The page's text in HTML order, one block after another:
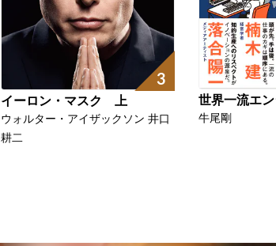
3
イーロン・マスク 上
ウォルター・アイザックソン 井口
耕二
世界一流エ
牛尾剛